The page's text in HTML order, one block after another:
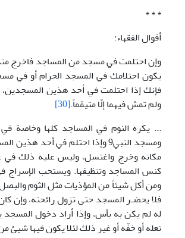
* * *
أقوال الفقهاء:
وإن احتلمت في مسجد من المساجد فاخرج
فإنك إذا احتلمت في أحد هذين
ولم تمش فيهما إلّا متيمّماً.[30]
... يكره النوم في المساجد كلها وخاصة
ومسجد النبي9 وإذا احتلم في أحد
مكانه وخرج واغتسل، وليس عليه ذلك في
كنس المساجد وتنظيفها. ويستحب الإسراج
ومن أكل شيئاً من المؤذيات مثل الثوم والبصل
فلا يحضـر المسجد حتى تزول رائحته، وإن
له لم يكن به بأس، وإذا أراد دخول المسجد
نعله أو خفّه أو غير ذلك لئلا يكون فيها شيئ